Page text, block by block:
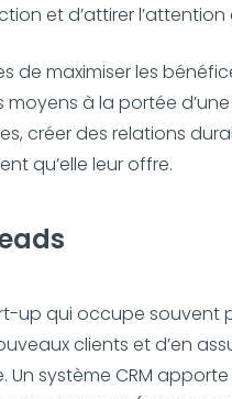
et d’attirer l’attention
de maximiser les
à la portée
créer des relations
qu’elle leur offre.
up qui occupe souvent
clients et d’en
Un système CRM